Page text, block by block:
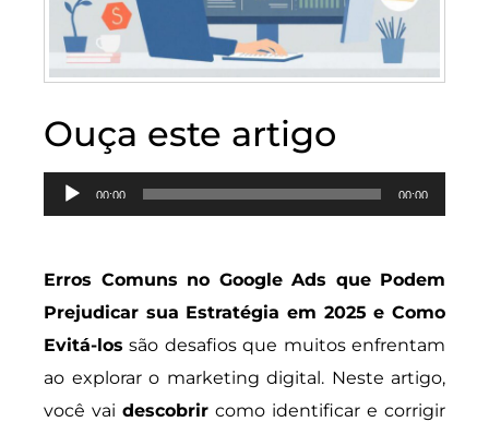
Ouça este artigo
Tocador
de
00:00 00:00
Erros Comuns no Google Ads que Podem
Prejudicar sua Estratégia em 2025 e Como
Evitá-los são desafios que muitos enfrentam
ao explorar o marketing digital. Neste artigo,
você vai descobrir como identificar e corrigir